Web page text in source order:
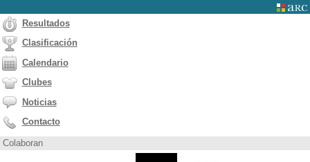
Resultados
Clasificación
Calendario
Clubes
Noticias
Contacto
Colaboran